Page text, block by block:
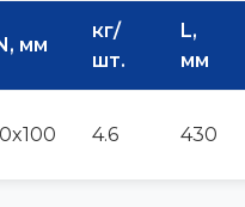
мм
кг/
шт.
L,
мм
4.6 430